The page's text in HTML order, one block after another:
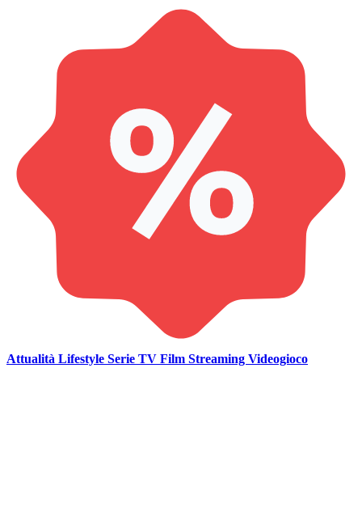
Attualità Lifestyle Serie TV Film Streaming Videogioco